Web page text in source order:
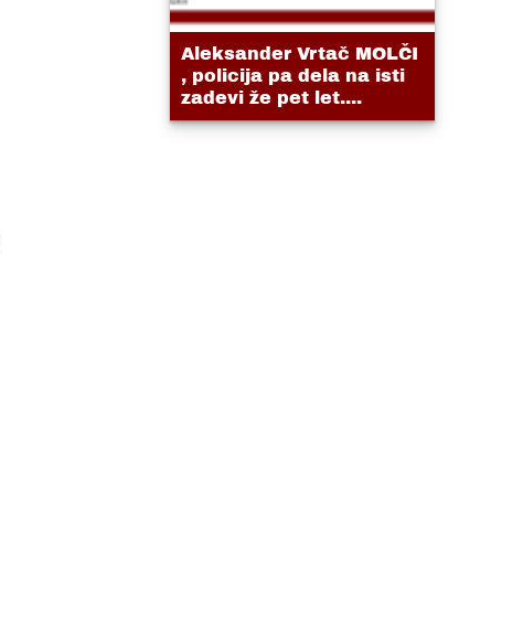
Aleksander Vrtač MOLČI
, policija pa dela na isti
zadevi že pet let....